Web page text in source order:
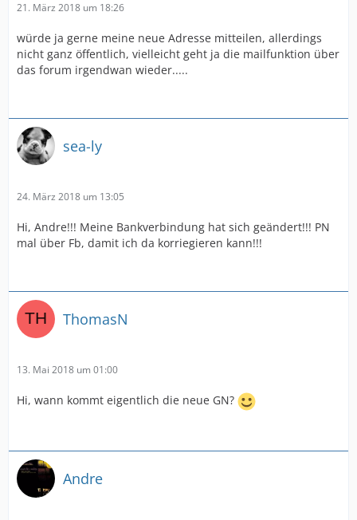
21. März 2018 um 18:26
würde ja gerne meine neue Adresse mitteilen, allerdings
nicht ganz öffentlich, vielleicht geht ja die mailfunktion über
das forum irgendwan wieder.....
sea-ly
24. März 2018 um 13:05
Hi, Andre!!! Meine Bankverbindung hat sich geändert!!! PN
mal über Fb, damit ich da korriegieren kann!!!
ThomasN
13. Mai 2018 um 01:00
Hi, wann kommt eigentlich die neue GN?
Andre